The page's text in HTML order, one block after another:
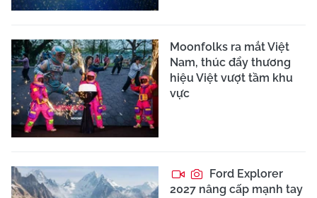
Moonfolks ra mắt Việt
Nam, thúc đẩy thương
hiệu Việt vượt tầm khu
vực
Ford Explorer
2027 nâng cấp mạnh tay